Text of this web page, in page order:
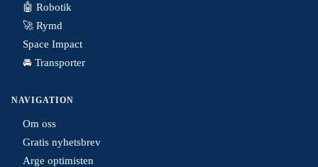
🤖 Robotik
🚀 Rymd
Space Impact
🚘 Transporter
NAVIGATION
Om oss
Gratis nyhetsbrev
Arge optimisten